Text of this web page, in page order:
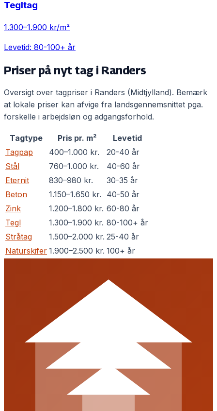
Tegltag
1.300–1.900 kr/m²
Levetid: 80-100+ år
Priser på nyt tag i Randers
Oversigt over tagpriser i Randers (Midtjylland). Bemærk
at lokale priser kan afvige fra landsgennemsnittet pga.
forskelle i arbejdsløn og adgangsforhold.
Tagtype Pris pr. m²
Levetid
Tagpap
400–1.000 kr.
20-40 år
Stål
760–1.000 kr.
40-60 år
Eternit
830–980 kr.
30-35 år
Beton
1.150–1.650 kr.
40-50 år
Zink
1.200–1.800 kr. 60-80 år
Tegl
1.300–1.900 kr. 80-100+ år
Stråtag
1.500–2.000 kr. 25-40 år
Naturskifer 1.900–2.500 kr. 100+ år